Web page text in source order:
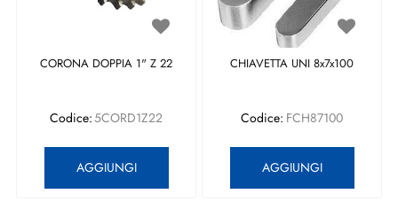
CORONA DOPPIA 1" Z 22
Codice:5CORD1Z22
AGGIUNGI
CHIAVETTA UNI 8x7x100
Codice: FCH87100
AGGIUNGI